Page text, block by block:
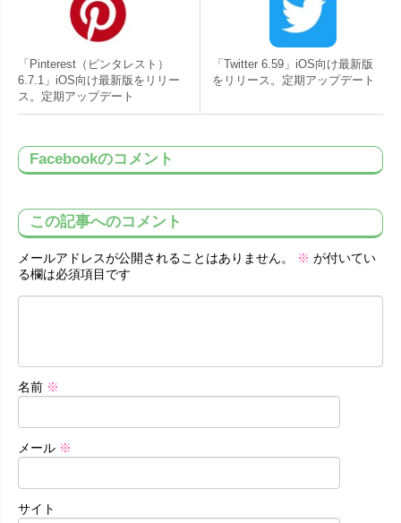
「Pinterest（ピンタレスト）
6.7.1」iOS向け最新版をリリー
ス。定期アップデート
「Twitter 6.59」iOS向け最新版
をリリース。定期アップデート
Facebookのコメント
この記事へのコメント
メールアドレスが公開されることはありません。 ※ が付いてい
る欄は必須項目です
名前 ※
メール ※
サイト